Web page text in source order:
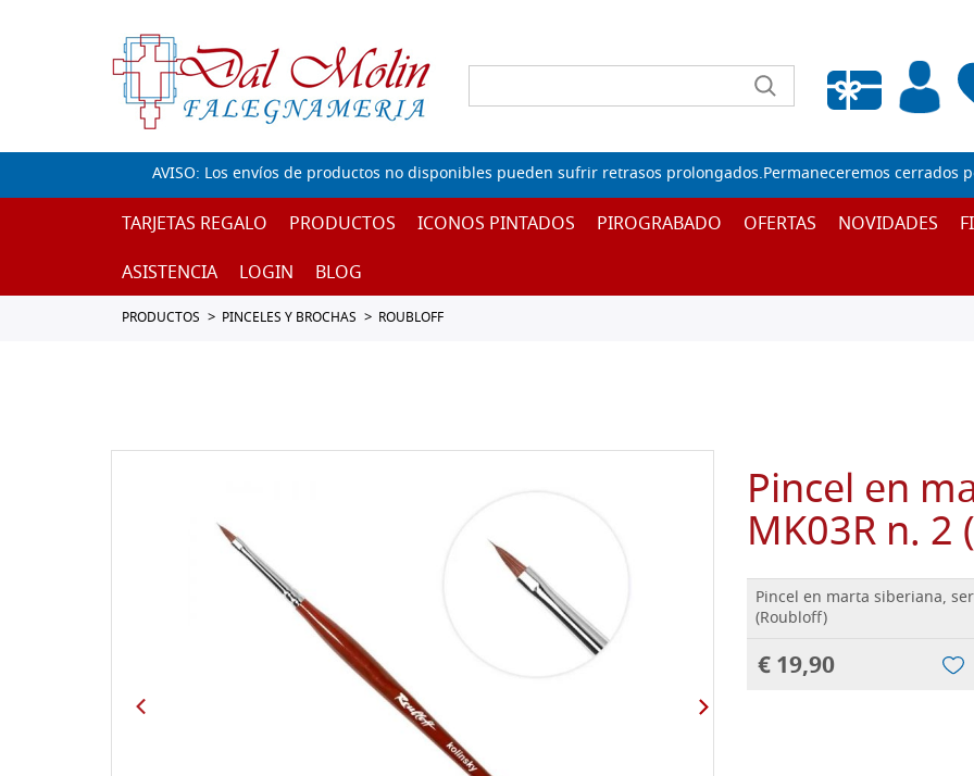
Lista de deseos vacía
AVISO: Los envíos de productos no disponibles pueden sufrir retrasos prolongados.Permaneceremos cerrados
TARJETAS REGALO PRODUCTOS ICONOS PINTADOS PIROGRABADO OFERTAS NOVIDADES
ASISTENCIA
LOGIN BLOG
PRODUCTOS PINCELES Y BROCHAS ROUBLOFF
Pincel en
MK03R n.
Pincel en marta siberiana,
(Roubloff)
€ 19,90